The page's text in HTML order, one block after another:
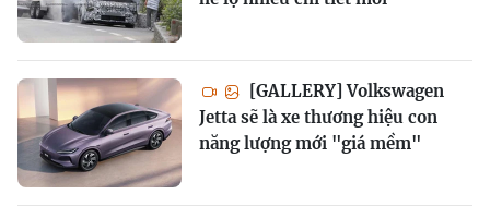
[GALLERY] Volkswagen
Jetta sẽ là xe thương hiệu con
năng lượng mới "giá mềm"